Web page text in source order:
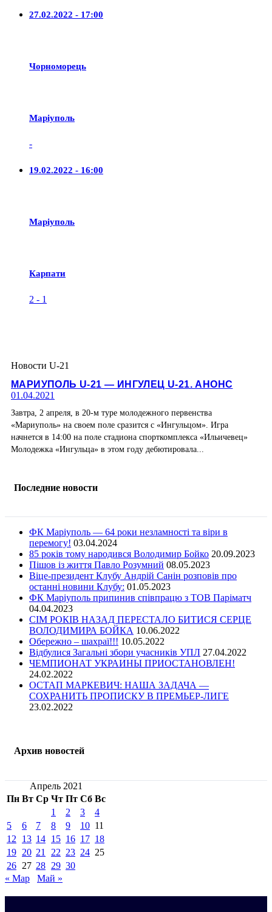
27.02.2022 - 17:00
Чорноморець
Маріуполь
-
19.02.2022 - 16:00
Маріуполь
Карпати
2 - 1
Новости U-21
МАРИУПОЛЬ U-21 — ИНГУЛЕЦ U-21. АНОНС
01.04.2021
Завтра, 2 апреля, в 20-м туре молодежного первенства
«Мариуполь» на своем поле сразится с «Ингульцом». Игра
начнется в 14:00 на поле стадиона спорткомплекса «Ильичевец»
Молодежка «Ингульца» в этом году дебютировала...
Последние новости
ФК Маріуполь — 64 роки незламності та віри в
перемогу! 03.04.2024
85 років тому народився Володимир Бойко 20.09.2023
Пішов із життя Павло Розумний 08.05.2023
Віце-президент Клубу Андрій Санін розповів про
останні новини Клубу: 01.05.2023
ФК Маріуполь припинив співпрацю з ТОВ Паріматч
04.04.2023
СІМ РОКІВ НАЗАД ПЕРЕСТАЛО БИТИСЯ СЕРЦЕ
ВОЛОДИМИРА БОЙКА 10.06.2022
Обережно – шахраї!!! 10.05.2022
Відбулися Загальні збори учасників УПЛ 27.04.2022
ЧЕМПИОНАТ УКРАИНЫ ПРИОСТАНОВЛЕН!
24.02.2022
ОСТАП МАРКЕВИЧ: НАША ЗАДАЧА —
СОХРАНИТЬ ПРОПИСКУ В ПРЕМЬЕР-ЛИГЕ
23.02.2022
Архив новостей
Апрель 2021
Пн Вт Ср Чт Пт Сб Вс
1
2 3
4
5
6 7 8 9 10 11
12
13 14 15 16 17 18
19 20 21 22 23 24 25
26 27 28 29 30
« Мар
Май »